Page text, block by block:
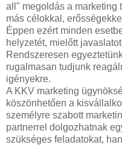
all" megoldás a marketing
más célokkal,
Éppen ezért minden
helyzetét, mielőtt
Rendszeresen
rugalmasan tudjunk
igényekre.
A KKV marketing
köszönhetően a
személyre szabott
partnerrel dolgozhatnak
szükséges feladatokat,